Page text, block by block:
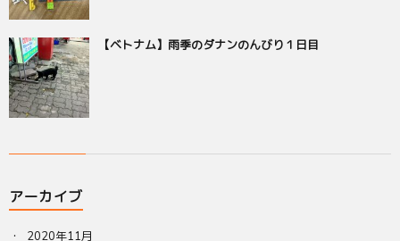
【ベトナム】雨季のダナンのんびり１日目
アーカイブ
2020年11月